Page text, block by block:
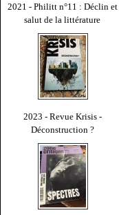
2021 - Philitt n°11 : Déclin et
salut de la littérature
2023 - Revue Krisis -
Déconstruction ?